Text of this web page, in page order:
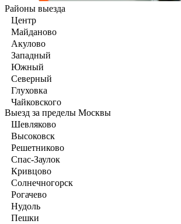
Районы выезда
Центр
Майданово
Акулово
Западный
Южный
Северный
Глуховка
Чайковского
Выезд за пределы Москвы
Шевляково
Высоковск
Решетниково
Спас-Заулок
Кривцово
Солнечногорск
Рогачево
Нудоль
Пешки